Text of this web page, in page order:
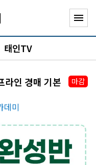
menu
태인TV
인 경매 기본
마감
데미